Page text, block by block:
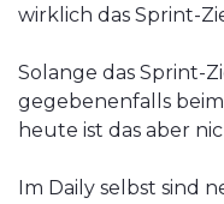
wirklich das Sprint-
Solange das Sprint-
gegebenenfalls
heute ist das aber
Im Daily selbst sind